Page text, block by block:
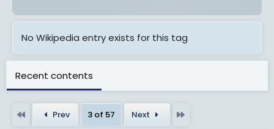
No Wikipedia entry exists for this tag
Recent contents
Prev 3 of 57 Next